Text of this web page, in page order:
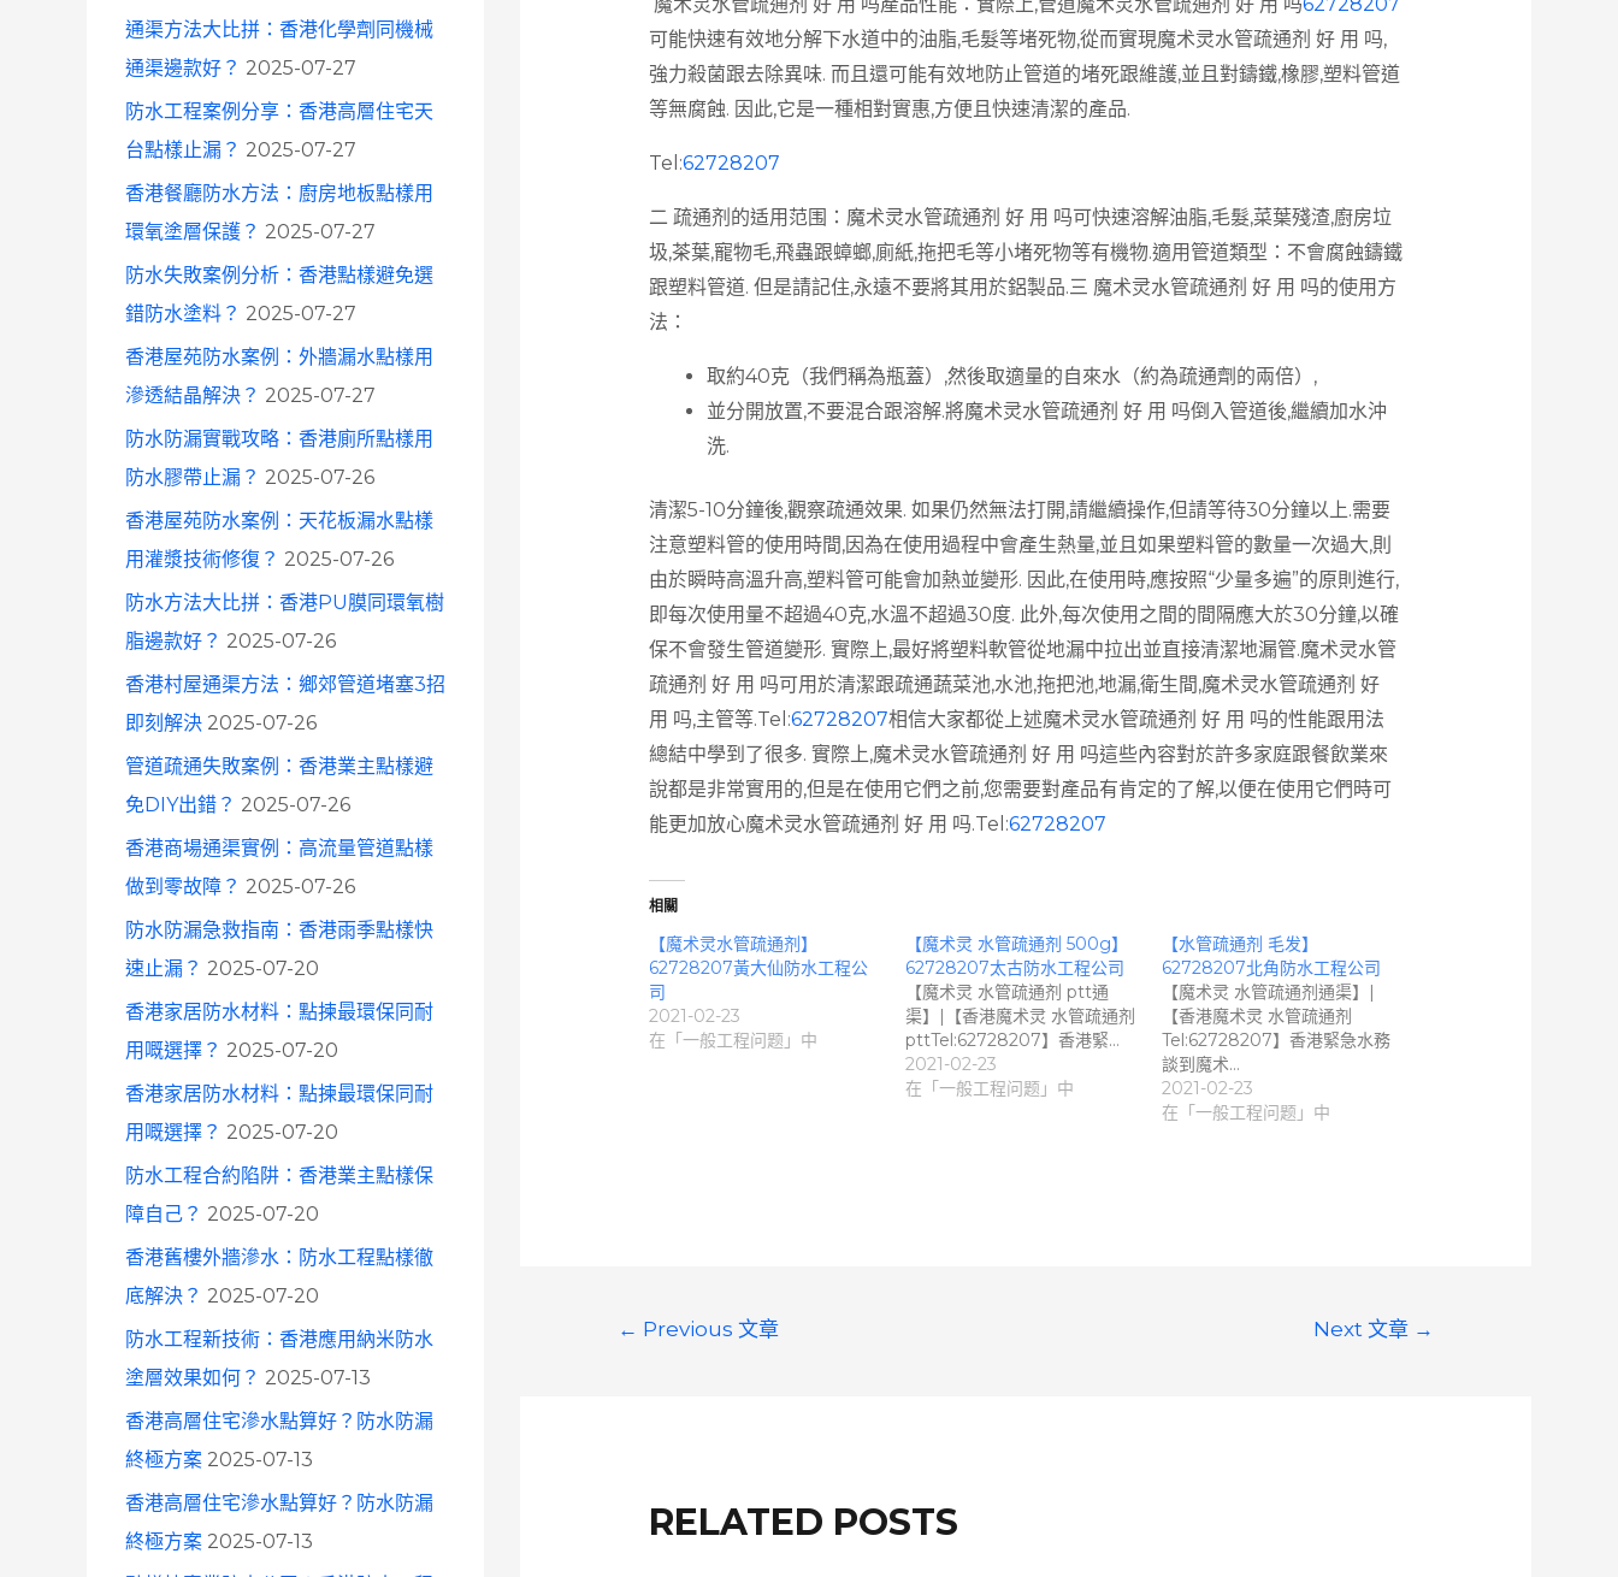
通渠方法大比拼：香港化學劑同機械
通渠邊款好？ 2025-07-27
防水工程案例分享：香港高層住宅天
台點樣止漏？ 2025-07-27
香港餐廳防水方法：廚房地板點樣用
環氧塗層保護？ 2025-07-27
防水失敗案例分析：香港點樣避免選
錯防水塗料？ 2025-07-27
香港屋苑防水案例：外牆漏水點樣用
滲透結晶解決？ 2025-07-27
防水防漏實戰攻略：香港廁所點樣用
防水膠帶止漏？ 2025-07-26
香港屋苑防水案例：天花板漏水點樣
用灌漿技術修復？ 2025-07-26
防水方法大比拼：香港PU膜同環氧樹
脂邊款好？ 2025-07-26
香港村屋通渠方法：鄉郊管道堵塞3招
即刻解決 2025-07-26
管道疏通失敗案例：香港業主點樣避
免DIY出錯？ 2025-07-26
香港商場通渠實例：高流量管道點樣
做到零故障？ 2025-07-26
防水防漏急救指南：香港雨季點樣快
速止漏？ 2025-07-20
香港家居防水材料：點揀最環保同耐
用嘅選擇？ 2025-07-20
香港家居防水材料：點揀最環保同耐
用嘅選擇？ 2025-07-20
防水工程合約陷阱：香港業主點樣保
障自己？ 2025-07-20
香港舊樓外牆滲水：防水工程點樣徹
底解決？ 2025-07-20
防水工程新技術：香港應用納米防水
塗層效果如何？ 2025-07-13
香港高層住宅滲水點算好？防水防漏
終極方案 2025-07-13
香港高層住宅滲水點算好？防水防漏
終極方案 2025-07-13
魔术灵水管疏通剂 好 用 吗產品性能：實際上,管道魔术灵水管疏通剂 好 用 吗62728207
可能快速有效地分解下水道中的油脂,毛髮等堵死物,從而實現魔术灵水管疏通剂 好 用 吗,
強力殺菌跟去除異味. 而且還可能有效地防止管道的堵死跟維護,並且對鑄鐵,橡膠,塑料管道
等無腐蝕. 因此,它是一種相對實惠,方便且快速清潔的產品.
Tel:62728207
二 疏通剂的适用范围：魔术灵水管疏通剂 好 用 吗可快速溶解油脂,毛髮,菜葉殘渣,廚房垃
圾,茶葉,寵物毛,飛蟲跟蟑螂,廁紙,拖把毛等小堵死物等有機物.適用管道類型：不會腐蝕鑄鐵
跟塑料管道. 但是請記住,永遠不要將其用於鋁製品.三 魔术灵水管疏通剂 好 用 吗的使用方
法：
取約40克（我們稱為瓶蓋）,然後取適量的自來水（約為疏通劑的兩倍）,
並分開放置,不要混合跟溶解.將魔术灵水管疏通剂 好 用 吗倒入管道後,繼續加水沖
洗.
清潔5-10分鐘後,觀察疏通效果. 如果仍然無法打開,請繼續操作,但請等待30分鐘以上.需要
注意塑料管的使用時間,因為在使用過程中會產生熱量,並且如果塑料管的數量一次過大,則
由於瞬時高溫升高,塑料管可能會加熱並變形. 因此,在使用時,應按照“少量多遍”的原則進行,
即每次使用量不超過40克,水溫不超過30度. 此外,每次使用之間的間隔應大於30分鐘,以確
保不會發生管道變形. 實際上,最好將塑料軟管從地漏中拉出並直接清潔地漏管.魔术灵水管
疏通剂 好 用 吗可用於清潔跟疏通蔬菜池,水池,拖把池,地漏,衛生間,魔术灵水管疏通剂 好
用 吗,主管等.Tel:62728207相信大家都從上述魔术灵水管疏通剂 好 用 吗的性能跟用法
總結中學到了很多. 實際上,魔术灵水管疏通剂 好 用 吗這些內容對於許多家庭跟餐飲業來
說都是非常實用的,但是在使用它們之前,您需要對產品有肯定的了解,以便在使用它們時可
能更加放心魔术灵水管疏通剂 好 用 吗.Tel:62728207
相關
【魔术灵水管疏通剂】
62728207黃大仙防水工程公
司
2021-02-23
在「一般工程问题」中
【魔术灵 水管疏通剂 500g】
62728207太古防水工程公司
【魔术灵 水管疏通剂 ptt通
渠】|【香港魔术灵 水管疏通剂
pttTel:62728207】香港緊…
2021-02-23
在「一般工程问题」中
【水管疏通剂 毛发】
62728207北角防水工程公司
【魔术灵 水管疏通剂通渠】|
【香港魔术灵 水管疏通剂
Tel:62728207】香港緊急水務
談到魔术…
2021-02-23
在「一般工程问题」中
← Previous 文章 Next 文章 →
RELATED POSTS